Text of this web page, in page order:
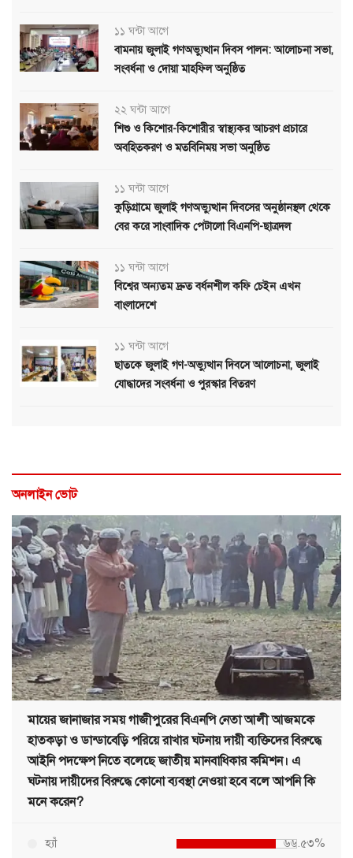
১১ ঘন্টা আগে
বামনায় জুলাই গণঅভ্যুত্থান দিবস পালন: আলোচনা সভা,
সংবর্ধনা ও দোয়া মাহফিল অনুষ্ঠিত
২২ ঘন্টা আগে
শিশু ও কিশোর-কিশোরীর স্বাস্থ্যকর আচরণ প্রচারে
অবহিতকরণ ও মতবিনিময় সভা অনুষ্ঠিত
১১ ঘন্টা আগে
কুড়িগ্রামে জুলাই গণঅভ্যুত্থান দিবসের অনুষ্ঠানস্থল থেকে
বের করে সাংবাদিক পেটালো বিএনপি-ছাত্রদল
১১ ঘন্টা আগে
বিশ্বের অন্যতম দ্রুত বর্ধনশীল কফি চেইন এখন
বাংলাদেশে
১১ ঘন্টা আগে
ছাতকে জুলাই গণ-অভ্যুত্থান দিবসে আলোচনা, জুলাই
যোদ্ধাদের সংবর্ধনা ও পুরস্কার বিতরণ
অনলাইন ভোট
মায়ের জানাজার সময় গাজীপুরের বিএনপি নেতা আলী আজমকে
হাতকড়া ও ডান্ডাবেড়ি পরিয়ে রাখার ঘটনায় দায়ী ব্যক্তিদের বিরুদ্ধে
আইনি পদক্ষেপ নিতে বলেছে জাতীয় মানবাধিকার কমিশন। এ
ঘটনায় দায়ীদের বিরুদ্ধে কোনো ব্যবস্থা নেওয়া হবে বলে আপনি কি
মনে করেন?
হ্যাঁ ৬৬.৫৩%